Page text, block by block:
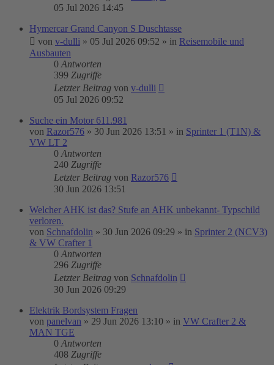
05 Jul 2026 14:45
Hymercar Grand Canyon S Duschtasse
von v-dulli » 05 Jul 2026 09:52 » in Reisemobile und
Ausbauten
0 Antworten
399 Zugriffe
Letzter Beitrag von v-dulli
05 Jul 2026 09:52
Suche ein Motor 611.981
von Razor576 » 30 Jun 2026 13:51 » in Sprinter 1 (T1N) &
VW LT 2
0 Antworten
240 Zugriffe
Letzter Beitrag von Razor576
30 Jun 2026 13:51
Welcher AHK ist das? Stufe an AHK unbekannt- Typschild
verloren.
von Schnafdolin » 30 Jun 2026 09:29 » in Sprinter 2 (NCV3)
& VW Crafter 1
0 Antworten
296 Zugriffe
Letzter Beitrag von Schnafdolin
30 Jun 2026 09:29
Elektrik Bordsystem Fragen
von panelvan » 29 Jun 2026 13:10 » in VW Crafter 2 &
MAN TGE
0 Antworten
408 Zugriffe